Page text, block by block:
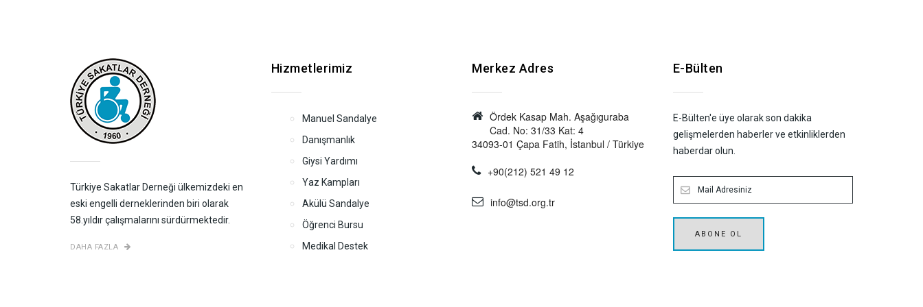
Türkiye Sakatlar Derneği ülkemizdeki en
eski engelli derneklerinden biri olarak
58.yıldır çalışmalarını sürdürmektedir.
DAHA FAZLA
Hizmetlerimiz
Manuel Sandalye
Danışmanlık
Giysi Yardımı
Yaz Kampları
Akülü Sandalye
Öğrenci Bursu
Medikal Destek
Merkez Adres
Ördek Kasap Mah. Aşağıguraba
Cad. No: 31/33 Kat: 4
34093-01 Çapa Fatih, İstanbul / Türkiye
+90(212) 521 49 12
info@tsd.org.tr
E-Bülten
E-Bülten'e üye olarak son dakika
gelişmelerden haberler ve etkinliklerden
haberdar olun.
ABONE OL